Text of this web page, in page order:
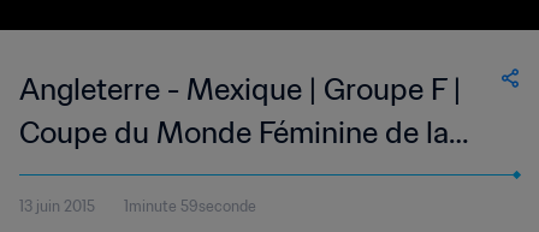
Angleterre - Mexique | Groupe F |
Coupe du Monde Féminine de la
FIFA, Canada 2015™ | Résumé vidéo
13 juin 2015 1minute 59seconde